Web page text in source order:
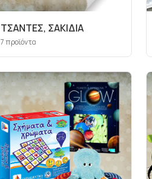
ΤΣΑΝΤΕΣ, ΣΑΚΙΔΙΑ
7προϊόντα